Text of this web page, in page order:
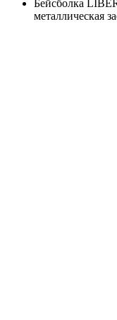
Бейсболка
металлическая